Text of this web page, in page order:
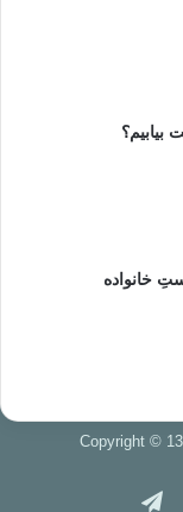
بیابیم؟
خانواده
Copyright ©